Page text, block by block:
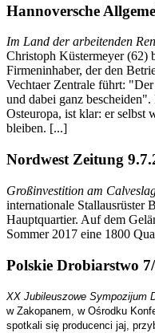
Hannoversche
Im Land der arbeitenden
Christoph Küstermeyer (62)
Firmeninhaber, der den
Vechtaer Zentrale führt:
und dabei ganz
Osteuropa, ist klar: er selbst
bleiben. [...]
Nordwest Zeitung
Großinvestition am
internationale Stallausrüster
Hauptquartier. Auf dem
Sommer 2017 eine 1800
Polskie Drobiarstwo
XX Jubileuszowe Sympozijum
w Zakopanem, w Ośrodku
spotkali się producenci jaj,